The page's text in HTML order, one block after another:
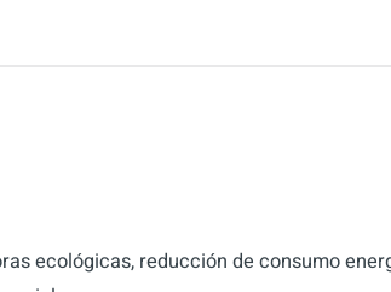
ecológicas, reducción de consumo